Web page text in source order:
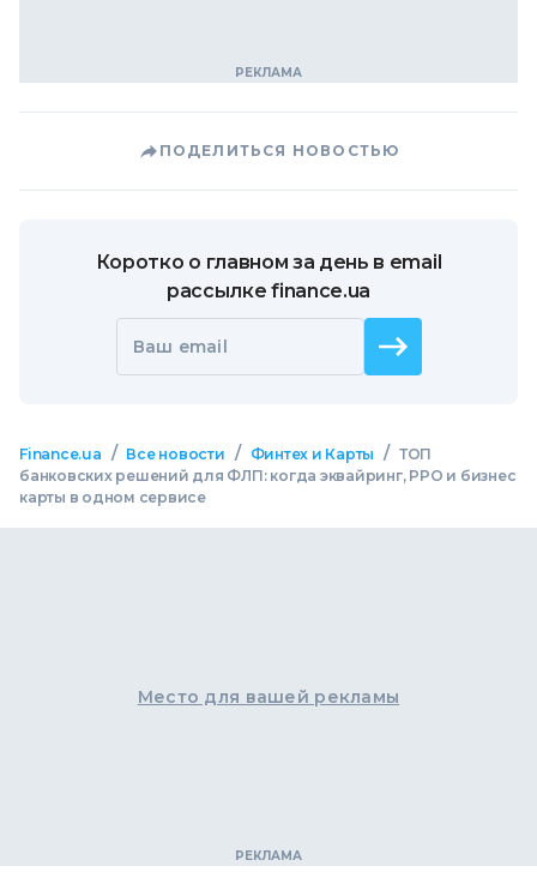
ПОДЕЛИТЬСЯ НОВОСТЬЮ
Коротко о главном за день в email
рассылке finance.ua
Ваш email
Finance.ua / Все новости / Финтех и Карты / ТОП
банковских решений для ФЛП: когда эквайринг, РРО и бизнес
карты в одном сервисе
Место для вашей рекламы